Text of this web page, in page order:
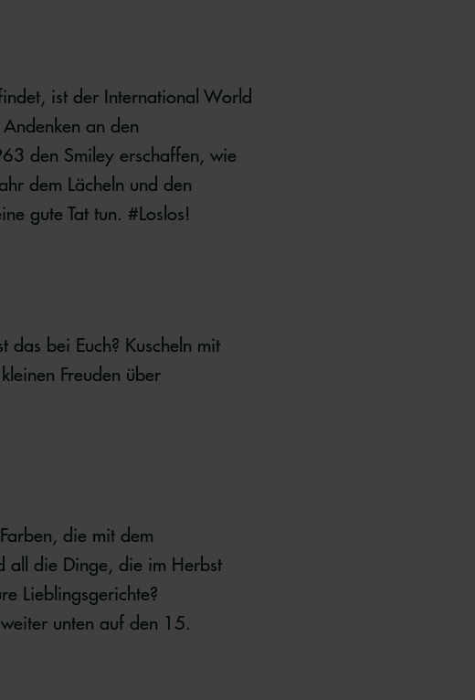
ist der International World
an den
den Smiley erschaffen, wie
dem Lächeln und den
gute Tat tun. #Loslos!
bei Euch? Kuscheln mit
Freuden über
die mit dem
all die Dinge, die im Herbst
Lieblingsgerichte?
unten auf den 15.